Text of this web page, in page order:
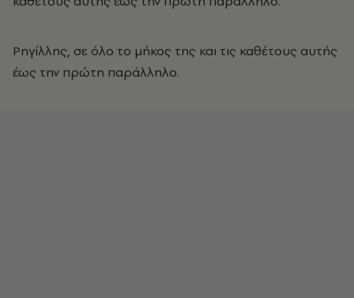
Ρηγίλλης, σε όλο το μήκος της και τις καθέτους αυτής
έως την πρώτη παράλληλο.